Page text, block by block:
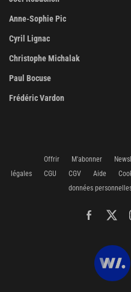
Anne-Sophie Pic
Cyril Lignac
Christophe Michalak
Paul Bocuse
Frédéric Vardon
Offrir M'abonner
légales
CGU CGV Aide
données